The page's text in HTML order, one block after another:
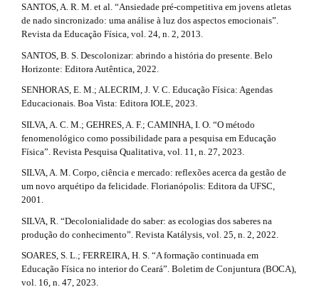
SANTOS, A. R. M. et al. “Ansiedade pré-competitiva em jovens atletas
de nado sincronizado: uma análise à luz dos aspectos emocionais”.
Revista da Educação Física, vol. 24, n. 2, 2013.
SANTOS, B. S. Descolonizar: abrindo a história do presente. Belo
Horizonte: Editora Autêntica, 2022.
SENHORAS, E. M.; ALECRIM, J. V. C. Educação Física: Agendas
Educacionais. Boa Vista: Editora IOLE, 2023.
SILVA, A. C. M.; GEHRES, A. F.; CAMINHA, I. O. “O método
fenomenológico como possibilidade para a pesquisa em Educação
Física”. Revista Pesquisa Qualitativa, vol. 11, n. 27, 2023.
SILVA, A. M. Corpo, ciência e mercado: reflexões acerca da gestão de
um novo arquétipo da felicidade. Florianópolis: Editora da UFSC,
2001.
SILVA, R. “Decolonialidade do saber: as ecologias dos saberes na
produção do conhecimento”. Revista Katálysis, vol. 25, n. 2, 2022.
SOARES, S. L.; FERREIRA, H. S. “A formação continuada em
Educação Física no interior do Ceará”. Boletim de Conjuntura (BOCA),
vol. 16, n. 47, 2023.